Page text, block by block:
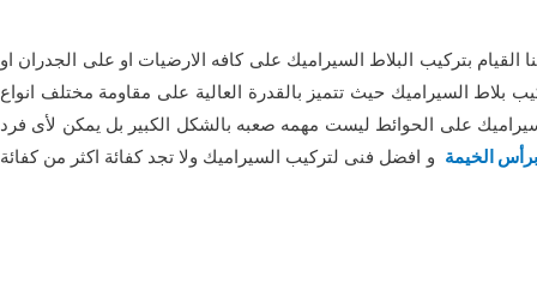
القيام بتركيب البلاط السيراميك على كافه الارضيات او على الجدران او
بلاط السيراميك حيث تتميز بالقدرة العالية على مقاومة مختلف انواع
على الحوائط ليست مهمه صعبه بالشكل الكبير بل يمكن لأى فرد
الخيمة و افضل فنى لتركيب السيراميك ولا تجد كفائة اكثر من كفائة